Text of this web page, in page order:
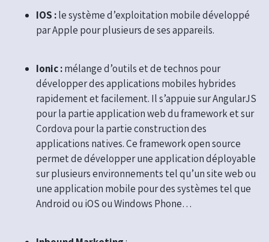
IOS :le système d’exploitation mobile développé
par Apple pour plusieurs de ses appareils.
Ionic :mélange d’outils et de technos pour
développer des applications mobiles hybrides
rapidement et facilement. Il s’appuie sur AngularJS
pour la partie application web du framework et sur
Cordova pour la partie construction des
applications natives. Ce framework open source
permet de développer une application déployable
sur plusieurs environnements tel qu’un site web ou
une application mobile pour des systèmes tel que
Android ou iOS ou Windows Phone…